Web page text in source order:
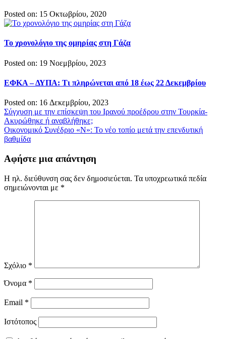
Posted on: 15 Οκτωβρίου, 2020
Το χρονολόγιο της ομηρίας στη Γάζα
Posted on: 19 Νοεμβρίου, 2023
ΕΦΚΑ – ΔΥΠΑ: Τι πληρώνεται από 18 έως 22 Δεκεμβρίου
Posted on: 16 Δεκεμβρίου, 2023
Πλοήγηση
άρθρων
Σύγχυση με την επίσκεψη του Ιρανού προέδρου στην Τουρκία-
Ακυρώθηκε ή αναβλήθηκε;
Οικονομικό Συνέδριο «Ν»: Το νέο τοπίο μετά την επενδυτική
βαθμίδα
Αφήστε μια απάντηση
Η ηλ. διεύθυνση σας δεν δημοσιεύεται. Τα υποχρεωτικά πεδία
σημειώνονται με *
Σχόλιο *
Όνομα *
Email *
Ιστότοπος